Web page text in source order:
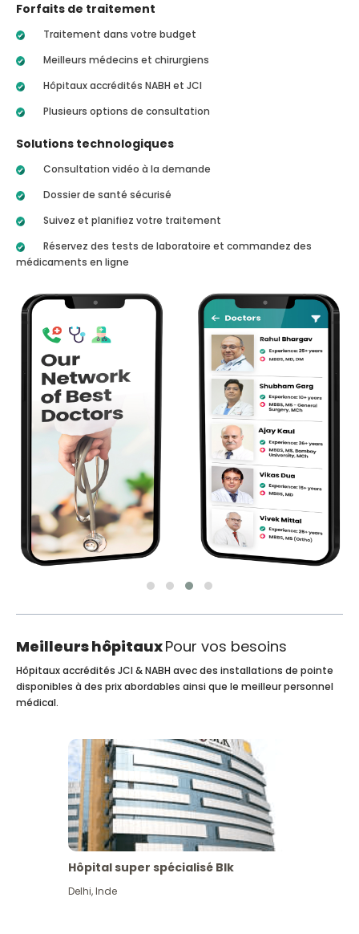
Forfaits de traitement
Traitement dans votre budget
Meilleurs médecins et chirurgiens
Hôpitaux accrédités NABH et JCI
Plusieurs options de consultation
Solutions technologiques
Consultation vidéo à la demande
Dossier de santé sécurisé
Suivez et planifiez votre traitement
Réservez des tests de laboratoire et commandez des
médicaments en ligne
Meilleurs hôpitauxPour vos besoins
Hôpitaux accrédités JCI & NABH avec des installations de pointe
disponibles à des prix abordables ainsi que le meilleur personnel
médical.
Hôpital super spécialisé Blk
Delhi,Inde